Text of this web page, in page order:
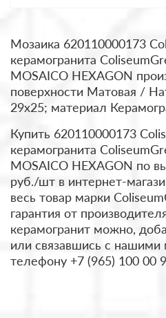
Мозаика 620110000173
керамогранита
MOSAICO HEXAGON
поверхности Матовая /
29x25; материал
Купить 620110000173
керамогранита
MOSAICO HEXAGON по
руб./шт в интернет-
весь товар марки
гарантия от
керамогранит можно,
или связавшись с
телефону +7 (965) 100 00